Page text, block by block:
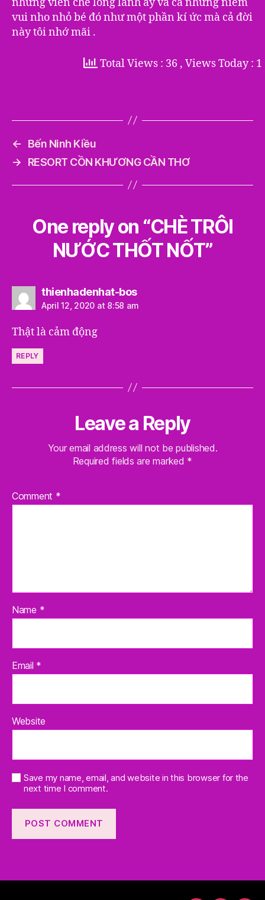
vui nho nhỏ bé đó như một phần kí ức mà cả đời
này tôi nhớ mãi .
Total Views : 36 , Views Today : 1
←
Bến Ninh Kiều
→
RESORT CỒN KHƯƠNG CẦN THƠ
One reply on “CHÈ TRÔI
NƯỚC THỐT NỐT”
thienhadenhat-bossays:
April 12, 2020 at 8:58 am
Thật là cảm động
REPLY
Leave a Reply
Your email address will not be published.
Required fields are marked *
Comment *
Name *
Email *
Website
Save my name, email, and website in this browser for the
next time I comment.